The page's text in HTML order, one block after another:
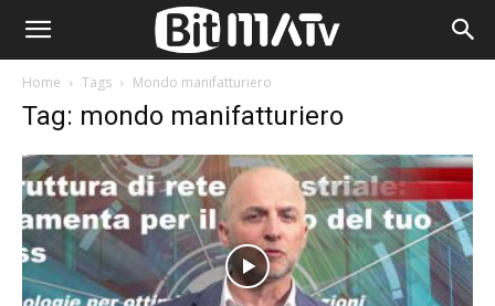
Home Tags Mondo manifatturiero
Tag: mondo manifatturiero